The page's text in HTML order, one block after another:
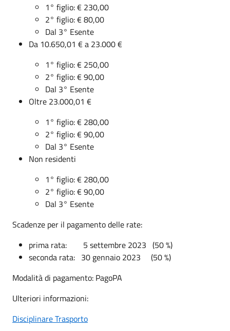
1° figlio: € 230,00
2° figlio: € 80,00
Dal 3° Esente
Da 10.650,01 € a 23.000 €
1° figlio: € 250,00
2° figlio: € 90,00
Dal 3° Esente
Oltre 23.000,01 €
1° figlio: € 280,00
2° figlio: € 90,00
Dal 3° Esente
Non residenti
1° figlio: € 280,00
2° figlio: € 90,00
Dal 3° Esente
Scadenze per il pagamento delle rate:
prima rata: 5 settembre 2023 (50 %)
seconda rata: 30 gennaio 2023 (50 %)
Modalità di pagamento: PagoPA
Ulteriori informazioni:
Disciplinare Trasporto